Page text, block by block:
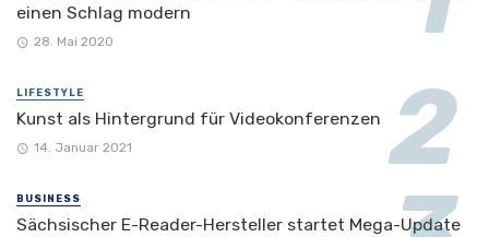
einen Schlag modern
28. Mai 2020
LIFESTYLE
Kunst als Hintergrund für Videokonferenzen
14. Januar 2021
BUSINESS
Sächsischer E-Reader-Hersteller startet Mega-Update